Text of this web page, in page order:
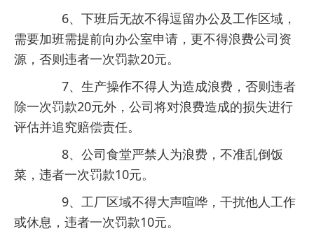
6、下班后无故不得逗留办公及工作区域，
需要加班需提前向办公室申请，更不得浪费公司资
源，否则违者一次罚款20元。
7、生产操作不得人为造成浪费，否则违者
除一次罚款20元外，公司将对浪费造成的损失进行
评估并追究赔偿责任。
8、公司食堂严禁人为浪费，不准乱倒饭
菜，违者一次罚款10元。
9、工厂区域不得大声喧哗，干扰他人工作
或休息，违者一次罚款10元。